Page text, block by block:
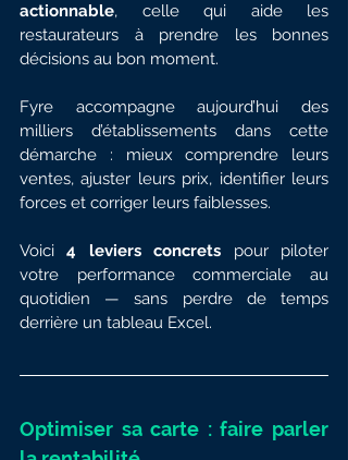
actionnable, celle qui aide les
restaurateurs à prendre les bonnes
décisions au bon moment.
Fyre accompagne aujourd’hui des
milliers d’établissements dans cette
démarche : mieux comprendre leurs
ventes, ajuster leurs prix, identifier leurs
forces et corriger leurs faiblesses.
Voici 4 leviers concrets pour piloter
votre performance commerciale au
quotidien — sans perdre de temps
derrière un tableau Excel.
Optimiser sa carte : faire parler